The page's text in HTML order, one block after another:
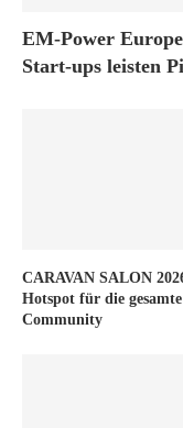
EM-Power
Start-ups leisten
CARAVAN SALON
Hotspot für die gesamte
Community